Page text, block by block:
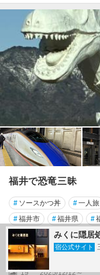
福井で恐竜三昧
# ソースかつ丼 #一人旅
#福井市 #福井県 #
福井市
旅行記スケジュール
19 2025/12/12～
みくに隠居
宿公式サイト